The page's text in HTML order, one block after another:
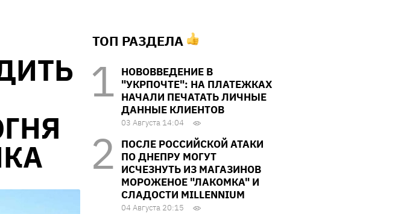
ТОП РАЗДЕЛА
НОВОВВЕДЕНИЕ В
"УКРПОЧТЕ": НА ПЛАТЕЖКАХ
НАЧАЛИ ПЕЧАТАТЬ ЛИЧНЫЕ
ДАННЫЕ КЛИЕНТОВ
03 Августа 14:04
ПОСЛЕ РОССИЙСКОЙ АТАКИ
ПО ДНЕПРУ МОГУТ
ИСЧЕЗНУТЬ ИЗ МАГАЗИНОВ
МОРОЖЕНОЕ "ЛАКОМКА" И
СЛАДОСТИ MILLENNIUM
04 Августа 20:15